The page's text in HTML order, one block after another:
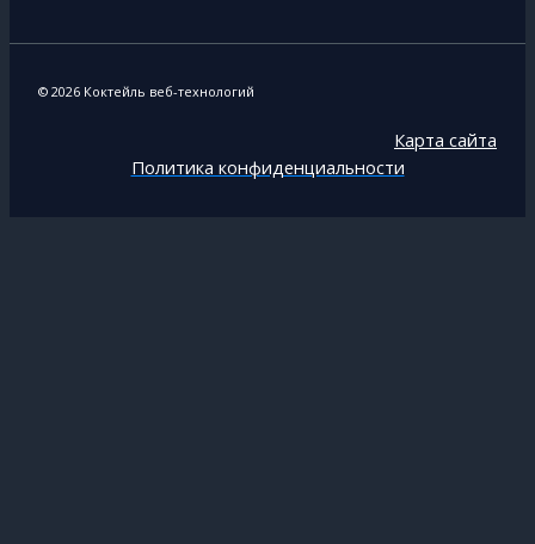
© 2026 Коктейль веб-технологий
Карта сайта
Политика конфиденциальности